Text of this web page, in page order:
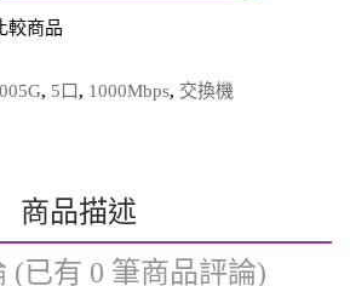
較商品
, 5口, 1000Mbps, 交換機
商品描述
(已有 0 筆商品評論)